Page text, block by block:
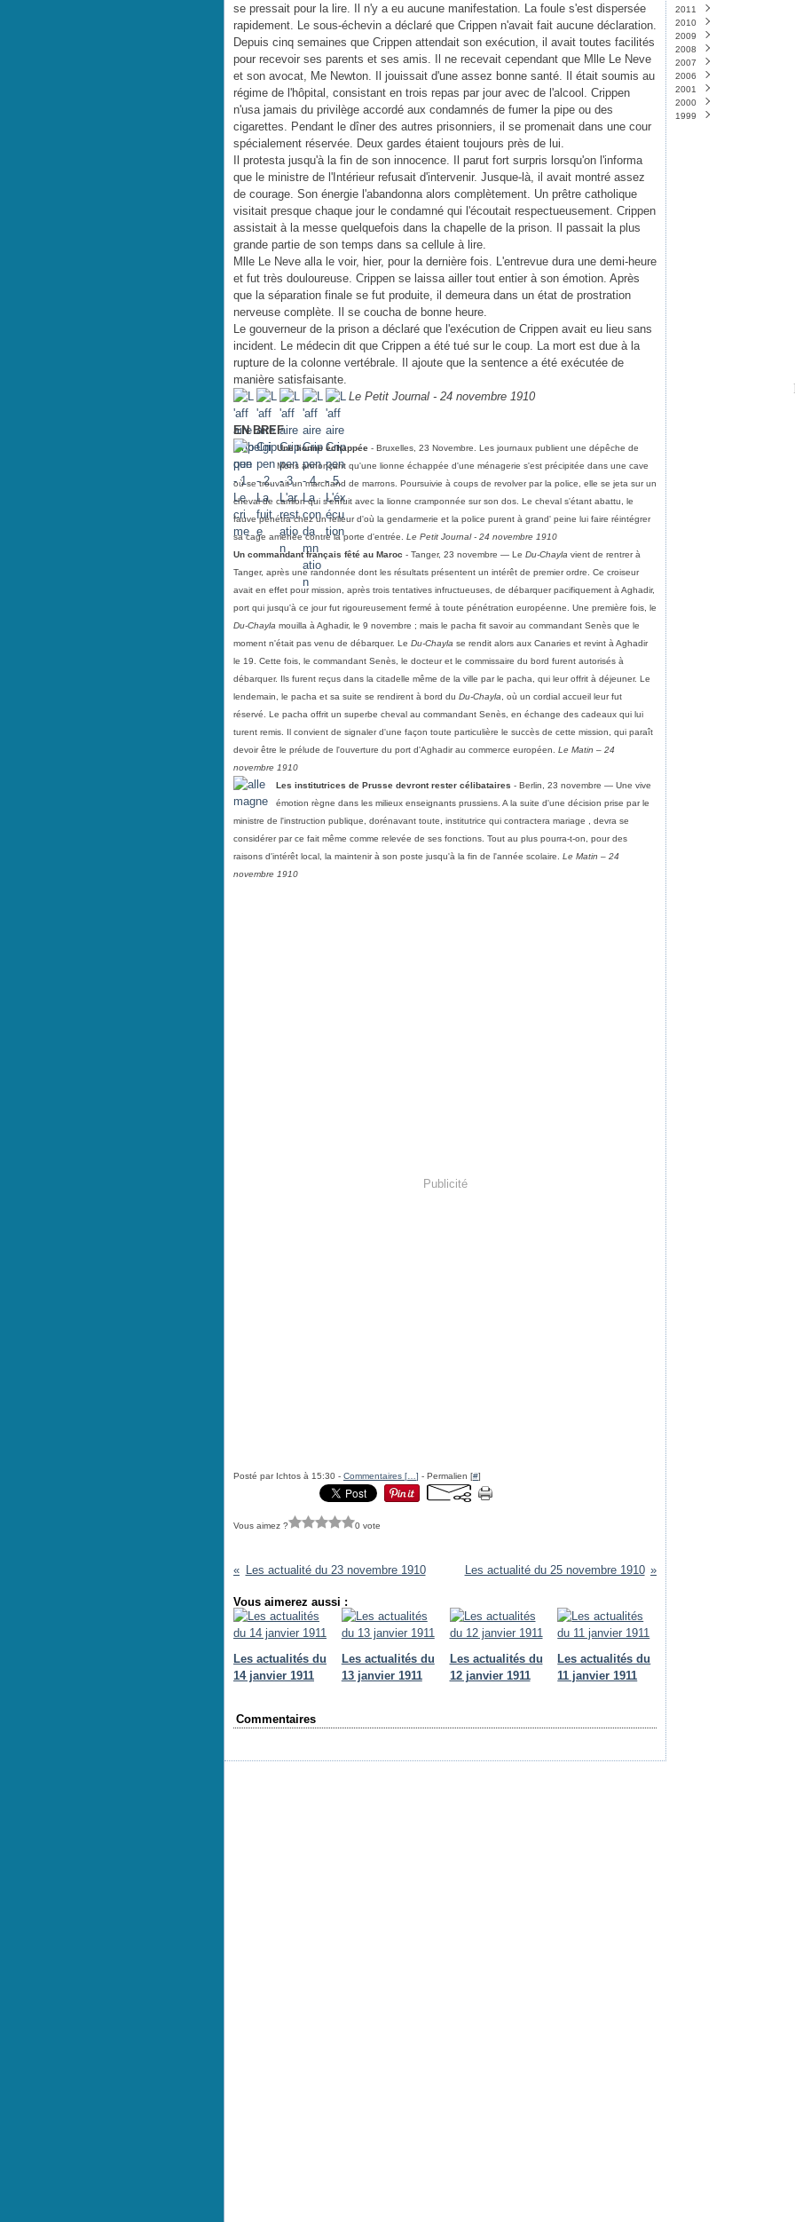
se pressait pour la lire. Il n'y a eu aucune manifestation. La foule s'est dispersée
rapidement. Le sous-échevin a déclaré que Crippen n'avait fait aucune déclaration.
Depuis cinq semaines que Crippen attendait son exécution, il avait toutes facilités
pour recevoir ses parents et ses amis. Il ne recevait cependant que Mlle Le Neve
et son avocat, Me Newton. Il jouissait d'une assez bonne santé. Il était soumis au
régime de l'hôpital, consistant en trois repas par jour avec de l'alcool. Crippen
n'usa jamais du privilège accordé aux condamnés de fumer la pipe ou des
cigarettes. Pendant le dîner des autres prisonniers, il se promenait dans une cour
spécialement réservée. Deux gardes étaient toujours près de lui.
Il protesta jusqu'à la fin de son innocence. Il parut fort surpris lorsqu'on l'informa
que le ministre de l'Intérieur refusait d'intervenir. Jusque-là, il avait montré assez
de courage. Son énergie l'abandonna alors complètement. Un prêtre catholique
visitait presque chaque jour le condamné qui l'écoutait respectueusement. Crippen
assistait à la messe quelquefois dans la chapelle de la prison. Il passait la plus
grande partie de son temps dans sa cellule à lire.
Mlle Le Neve alla le voir, hier, pour la dernière fois. L'entrevue dura une demi-heure
et fut très douloureuse. Crippen se laissa ailler tout entier à son émotion. Après
que la séparation finale se fut produite, il demeura dans un état de prostration
nerveuse complète. Il se coucha de bonne heure.
Le gouverneur de la prison a déclaré que l'exécution de Crippen avait eu lieu sans
incident. Le médecin dit que Crippen a été tué sur le coup. La mort est due à la
rupture de la colonne vertébrale. Il ajoute que la sentence a été exécutée de
manière satisfaisante.
Le Petit Journal - 24 novembre 1910
EN BREF
Une lionne échappée - Bruxelles, 23 Novembre. Les journaux publient une dépêche de
Mons annonçant qu'une lionne échappée d'une ménagerie s'est précipitée dans une cave
où se trouvait un marchand de marrons. Poursuivie à coups de revolver par la police, elle se jeta sur un
cheval de camion qui s'enfuit avec la lionne cramponnée sur son dos. Le cheval s'étant abattu, le
fauve pénétra chez un relieur d'où la gendarmerie et la police purent à grand' peine lui faire réintégrer
sa cage amenée contre la porte d'entrée. Le Petit Journal - 24 novembre 1910
Un commandant français fêté au Maroc - Tanger, 23 novembre — Le Du-Chayla vient de rentrer à
Tanger, après une randonnée dont les résultats présentent un intérêt de premier ordre. Ce croiseur
avait en effet pour mission, après trois tentatives infructueuses, de débarquer pacifiquement à Aghadir,
port qui jusqu'à ce jour fut rigoureusement fermé à toute pénétration européenne. Une première fois, le
Du-Chayla mouilla à Aghadir, le 9 novembre ; mais le pacha fit savoir au commandant Senès que le
moment n'était pas venu de débarquer. Le Du-Chayla se rendit alors aux Canaries et revint à Aghadir
le 19. Cette fois, le commandant Senès, le docteur et le commissaire du bord furent autorisés à
débarquer. Ils furent reçus dans la citadelle même de la ville par le pacha, qui leur offrit à déjeuner. Le
lendemain, le pacha et sa suite se rendirent à bord du Du-Chayla , où un cordial accueil leur fut
réservé. Le pacha offrit un superbe cheval au commandant Senès, en échange des cadeaux qui lui
turent remis. Il convient de signaler d'une façon toute particulière le succès de cette mission, qui paraît
devoir être le prélude de l'ouverture du port d'Aghadir au commerce européen. Le Matin – 24
novembre 1910
Les institutrices de Prusse devront rester célibataires - Berlin, 23 novembre — Une vive
émotion règne dans les milieux enseignants prussiens. A la suite d'une décision prise par le
ministre de l'instruction publique, dorénavant toute, institutrice qui contractera mariage , devra se
considérer par ce fait même comme relevée de ses fonctions. Tout au plus pourra-t-on, pour des
raisons d'intérêt local, la maintenir à son poste jusqu'à la fin de l'année scolaire. Le Matin – 24
novembre 1910
Publicité
Posté par Ichtos à 15:30 - Commentaires [ ] - Permalien [#]
Vous aimez ? 0 vote
Les actualité du 23 novembre 1910 Les actualité du 25 novembre 1910
Vous aimerez aussi :
Les actualités du
14 janvier 1911
Les actualités du
13 janvier 1911
Les actualités du
12 janvier 1911
Les actualités du
11 janvier 1911
Commentaires
2011
Janvier
2010
Décembre
Novembre
Octobre
Septembre
Août
Juillet
Juin
2009
Décembre
Novembre
Octobre
Septembre
Août
Juillet
2008
Décembre
Novembre
Octobre
Septembre
Août
2007
Décembre
Mai(1)
Mars
2006
Avril
2001
Septembre
Janvier
2000
Novembre
1999